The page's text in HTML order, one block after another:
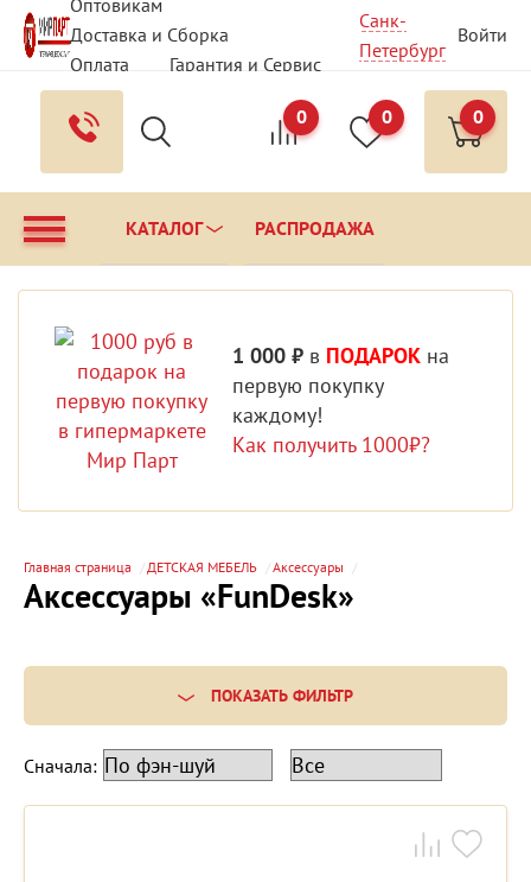
Оптовикам
Доставка и Сборка
Оплата
Гарантия и Сервис
Вопрос - Ответ
Контакты
Санк-
Петербург
Войти
0 0 0
КАТАЛОГ РАСПРОДАЖА
1 000 ₽ в ПОДАРОК на
первую покупку
каждому!
Как получить 1000₽?
Главная страница ДЕТСКАЯ МЕБЕЛЬ Аксессуары
Аксессуары «FunDesk»
ПОКАЗАТЬ ФИЛЬТР
Сначала: